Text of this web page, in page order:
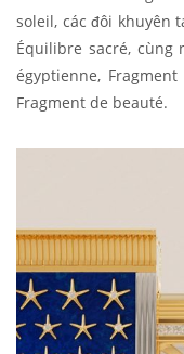
soleil, các đôi khuyên
Équilibre sacré,
égyptienne,
Fragment de beauté.